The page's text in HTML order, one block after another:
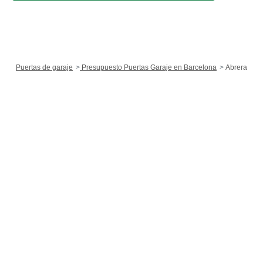
Puertas de garaje Presupuesto Puertas Garaje en Barcelona Abrera